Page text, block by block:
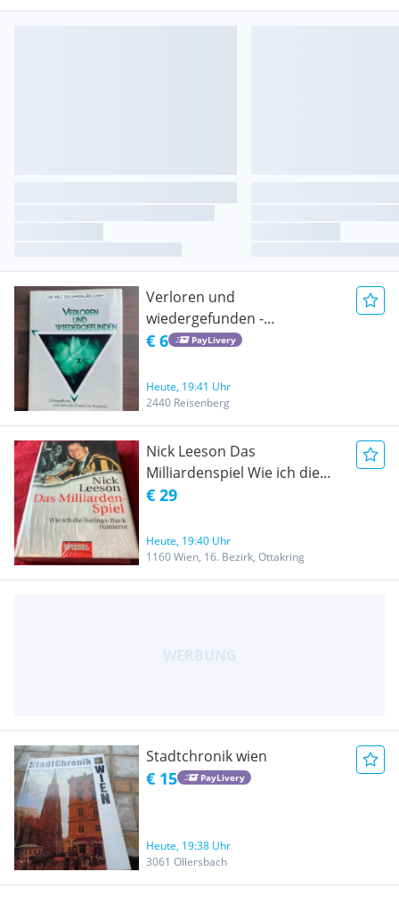
Verloren und
wiedergefunden -
Unbegreifliches vom
Anastasia / Die Welt des
Unerklärlichen
€ 6 PayLivery
Heute, 19:41 Uhr
2440 Reisenberg
Nick Leeson Das
Milliardenspiel Wie ich die
Barings-Bank ruinierte neu,
€ 29
Heute, 19:40 Uhr
1160 Wien, 16. Bezirk, Ottakring
Stadtchronik wien
€ 15 PayLivery
Heute, 19:38 Uhr
3061 Ollersbach